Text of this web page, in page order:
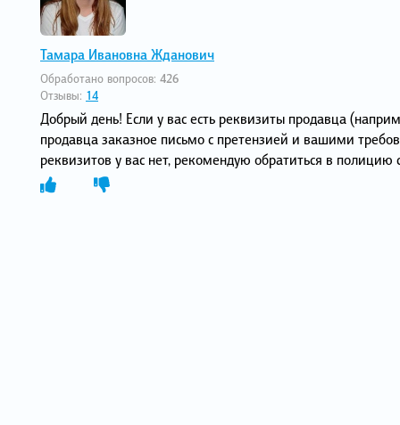
Тамара Ивановна Жданович
Обработано вопросов: 426
Отзывы: 14
Добрый день! Если у вас есть реквизиты продавца
продавца заказное письмо с претензией и вашими
реквизитов у вас нет, рекомендую обратиться в